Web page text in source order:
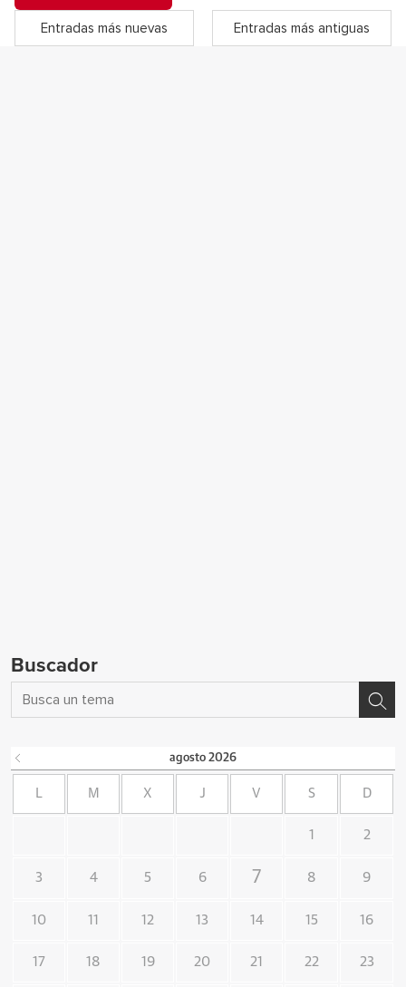
Entradas más nuevas Entradas más antiguas
Buscador
agosto 2026
L M X J V S D
1 2
3 4 5 6 7 8 9
10 11 12 13 14 15 16
17 18 19 20 21 22 23